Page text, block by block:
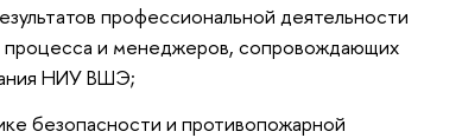
профессиональной деятельности
процесса и менеджеров, сопровождающих
НИУ ВШЭ;
безопасности и противопожарной